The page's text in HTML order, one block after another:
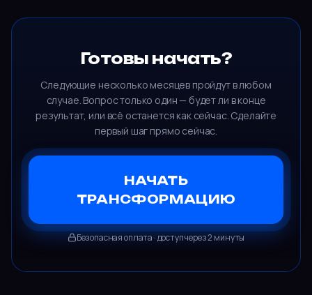
Готовы начать?
Следующие несколько месяцев пройдут в любом
случае. Вопрос только один — будет ли в конце
результат, или всё останется как сейчас. Сделайте
первый шаг прямо сейчас.
НАЧАТЬ
ТРАНСФОРМАЦИЮ
Безопасная оплата · доступ через 2 минуты